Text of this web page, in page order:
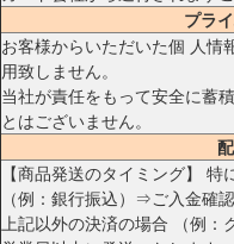
プラ
お客様からいただいた個 人情
用致しません。
当社が責任をもって安全に蓄
とはございません。
【商品発送のタイミング】
（例：銀行振込）⇒ご入金確
上記以外の決済の場合 （例